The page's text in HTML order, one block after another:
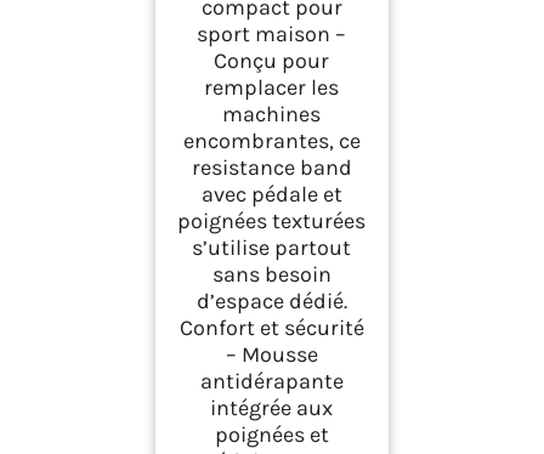
compact pour
sport maison –
Conçu pour
remplacer les
machines
encombrantes, ce
resistance band
avec pédale et
poignées texturées
s’utilise partout
sans besoin
d’espace dédié.
Confort et sécurité
– Mousse
antidérapante
intégrée aux
poignées et